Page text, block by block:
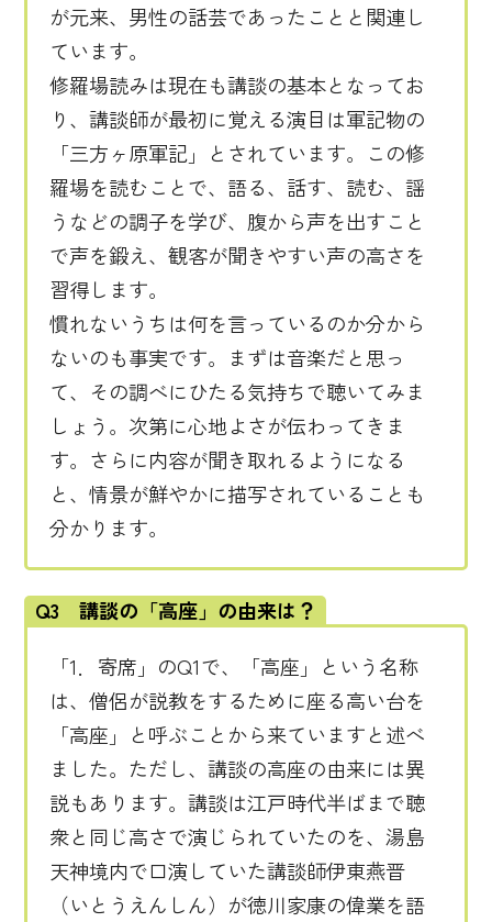
が元来、男性の話芸であったことと関連し
ています。
修羅場読みは現在も講談の基本となってお
り、講談師が最初に覚える演目は軍記物の
「三方ヶ原軍記」とされています。この修
羅場を読むことで、語る、話す、読む、謡
うなどの調子を学び、腹から声を出すこと
で声を鍛え、観客が聞きやすい声の高さを
習得します。
慣れないうちは何を言っているのか分から
ないのも事実です。まずは音楽だと思っ
て、その調べにひたる気持ちで聴いてみま
しょう。次第に心地よさが伝わってきま
す。さらに内容が聞き取れるようになる
と、情景が鮮やかに描写されていることも
分かります。
Q3 講談の「高座」の由来は？
「1．寄席」のQ1で、「高座」という名称
は、僧侶が説教をするために座る高い台を
「高座」と呼ぶことから来ていますと述べ
ました。ただし、講談の高座の由来には異
説もあります。講談は江戸時代半ばまで聴
衆と同じ高さで演じられていたのを、湯島
天神境内で口演していた講談師伊東燕晋
（いとうえんしん）が徳川家康の偉業を語